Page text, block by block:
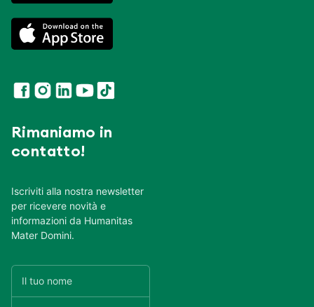
Rimaniamo in
contatto!
Iscriviti alla nostra newsletter
per ricevere novità e
informazioni da Humanitas
Mater Domini.